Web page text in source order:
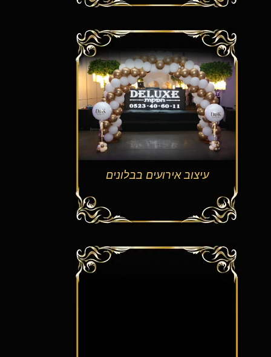
עיצוב אירועים בבלונים